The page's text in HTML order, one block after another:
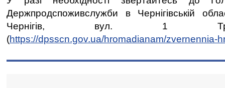
Держпродспоживслужби в Чернігівській
Чернігів, вул. 1
(https://dpsscn.gov.ua/hromadianam/zvernennia-